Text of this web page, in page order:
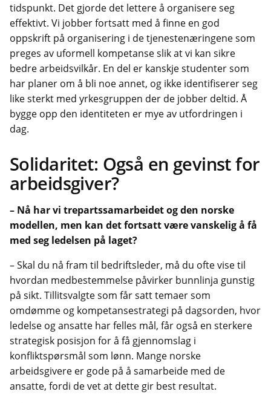
tidspunkt. Det gjorde det lettere å organisere seg
effektivt. Vi jobber fortsatt med å finne en god
oppskrift på organisering i de tjenestenæringene som
preges av uformell kompetanse slik at vi kan sikre
bedre arbeidsvilkår. En del er kanskje studenter som
har planer om å bli noe annet, og ikke identifiserer seg
like sterkt med yrkesgruppen der de jobber deltid. Å
bygge opp den identiteten er mye av utfordringen i
dag.
Solidaritet: Også en gevinst for
arbeidsgiver?
– Nå har vi trepartssamarbeidet og den norske
modellen, men kan det fortsatt være vanskelig å få
med seg ledelsen på laget?
– Skal du nå fram til bedriftsleder, må du ofte vise til
hvordan medbestemmelse påvirker bunnlinja gunstig
på sikt. Tillitsvalgte som får satt temaer som
omdømme og kompetansestrategi på dagsorden, hvor
ledelse og ansatte har felles mål, får også en sterkere
strategisk posisjon for å få gjennomslag i
konfliktspørsmål som lønn. Mange norske
arbeidsgivere er gode på å samarbeide med de
ansatte, fordi de vet at dette gir best resultat.